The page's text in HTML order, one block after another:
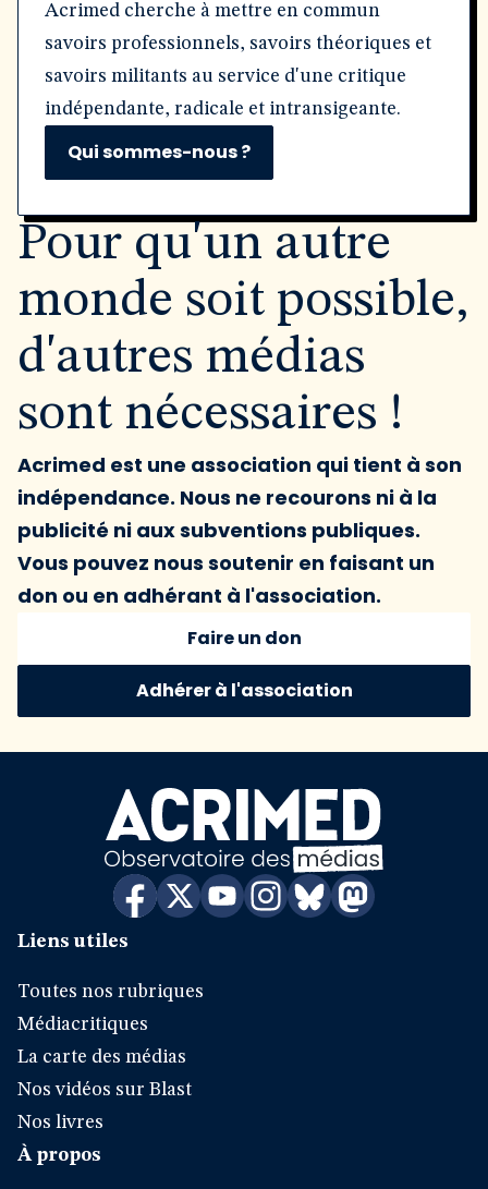
Acrimed cherche à mettre en commun
savoirs professionnels, savoirs théoriques et
savoirs militants au service d'une critique
indépendante, radicale et intransigeante.
Qui sommes-nous ?
Pour qu'un autre
monde soit possible,
d'autres médias
sont nécessaires !
Acrimed est une association qui tient à son
indépendance. Nous ne recourons ni à la
publicité ni aux subventions publiques.
Vous pouvez nous soutenir en faisant un
don ou en adhérant à l'association.
Faire un don
Adhérer à l'association
Liens utiles
Toutes nos rubriques
Médiacritiques
La carte des médias
Nos vidéos sur Blast
Nos livres
À propos